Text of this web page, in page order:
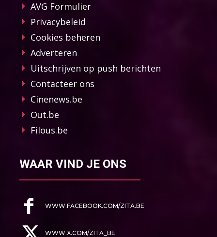
AVG Formulier
Privacybeleid
Cookies beheren
Adverteren
Uitschrijven op push berichten
Contacteer ons
Cinenews.be
Out.be
Filous.be
WAAR VIND JE ONS
WWW.FACEBOOK.COM/ZITA.BE
WWW.X.COM/ZITA_BE